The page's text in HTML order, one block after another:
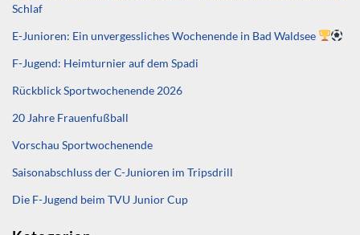
Schlaf
E-Junioren: Ein unvergessliches Wochenende in Bad Waldsee
F-Jugend: Heimturnier auf dem Spadi
Rückblick Sportwochenende 2026
20 Jahre Frauenfußball
Vorschau Sportwochenende
Saisonabschluss der C-Junioren im Tripsdrill
Die F-Jugend beim TVU Junior Cup